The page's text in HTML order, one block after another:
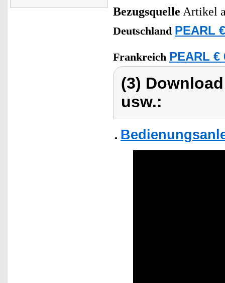
Bezugsquelle Artikel
Deutschland PEARL
Frankreich PEARL €
(3)
usw.: